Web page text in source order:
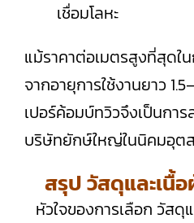
เชื่อมโลหะ
แม้ราคาต่อเมตรสูงที่สุดใ
จากอายุการใช้งานยาว
เปอร์ค้อมบ์ทวิวจึงเป็นกา
บริษัทยักษ์ใหญ่ในนิคมอุต
สรุป วัสดุและเนื้
หัวใจของการเลือก วัสดุ